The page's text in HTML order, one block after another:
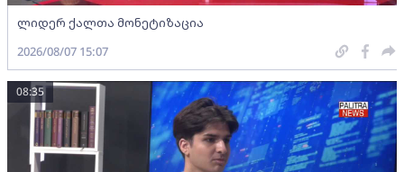
ლიდერ ქალთა მონეტიზაცია
2026/08/07 15:07
08:35